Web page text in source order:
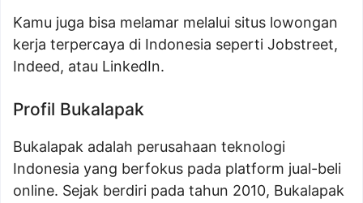
Kamu juga bisa melamar melalui situs lowongan
kerja terpercaya di Indonesia seperti Jobstreet,
Indeed, atau LinkedIn.
Profil Bukalapak
Bukalapak adalah perusahaan teknologi
Indonesia yang berfokus pada platform jual-beli
online. Sejak berdiri pada tahun 2010, Bukalapak